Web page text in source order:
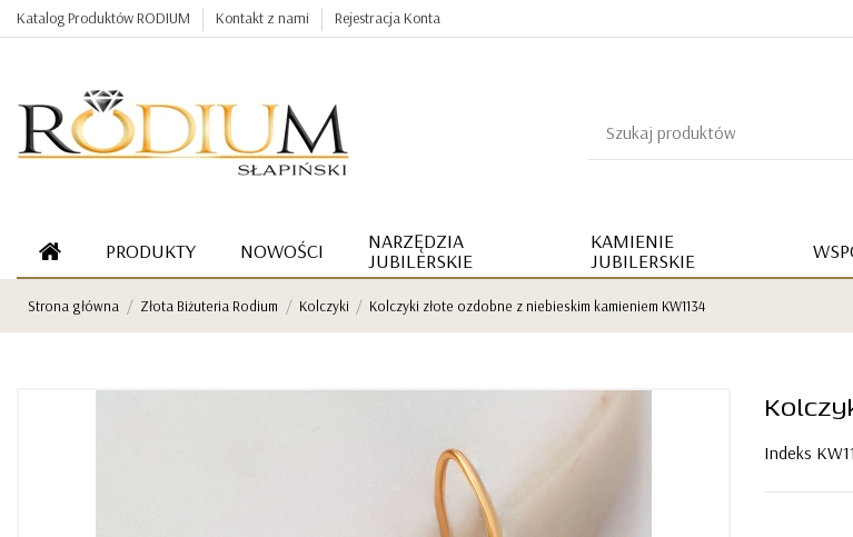
Katalog Produktów RODIUM Kontakt z nami Rejestracja Konta
PRODUKTY NOWOŚCI NARZĘDZIA
JUBILERSKIE
KAMIENIE
JUBILERSKIE
Strona główna Złota Biżuteria Rodium Kolczyki Kolczyki złote ozdobne z niebieskim kamieniem KW1134
Indeks